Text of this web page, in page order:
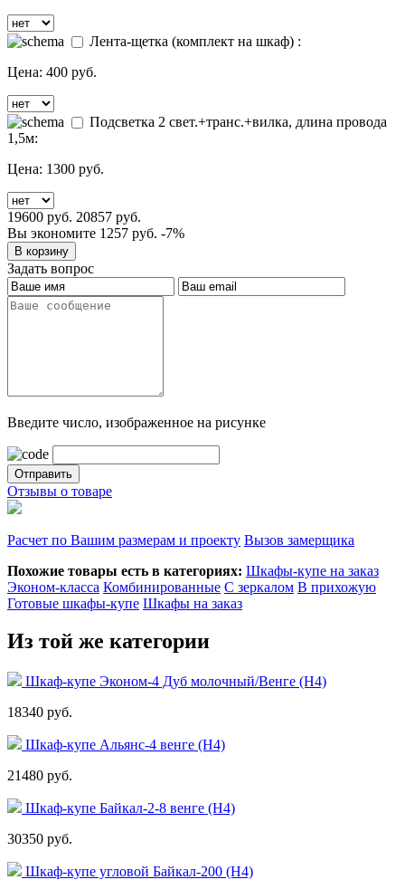
Лента-щетка (комплект на шкаф) :
Цена: 400 руб.
Подсветка 2 свет.+транс.+вилка, длина провода
1,5м:
Цена: 1300 руб.
19600 руб. 20857 руб.
Вы экономите 1257 руб. -7%
Задать вопрос
Введите число, изображенное на рисунке
Отзывы о товаре
Расчет по Вашим размерам и проекту Вызов замерщика
Похожие товары есть в категориях: Шкафы-купе на заказ
Эконом-класса Комбинированные С зеркалом В прихожую
Готовые шкафы-купе Шкафы на заказ
Из той же категории
Шкаф-купе Эконом-4 Дуб молочный/Венге (Н4)
18340 руб.
Шкаф-купе Альянс-4 венге (Н4)
21480 руб.
Шкаф-купе Байкал-2-8 венге (Н4)
30350 руб.
Шкаф-купе угловой Байкал-200 (Н4)